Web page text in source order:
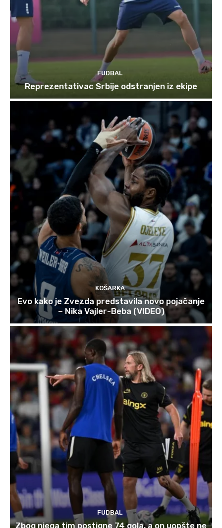
FUDBAL
Reprezentativac Srbije odstranjen iz ekipe
KOŠARKA
Evo kako je Zvezda predstavila novo pojačanje
– Nika Vajler-Beba (VIDEO)
FUDBAL
Zbog njega tim postigne 74 gola, a on uopšte ne